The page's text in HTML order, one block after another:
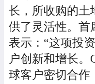
长，所收购的土
供了灵活性。首
表示：“这项投
户创新和增长
球客户密切合作